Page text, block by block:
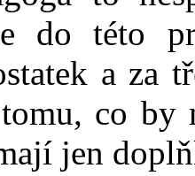
do této
a za
co
jen